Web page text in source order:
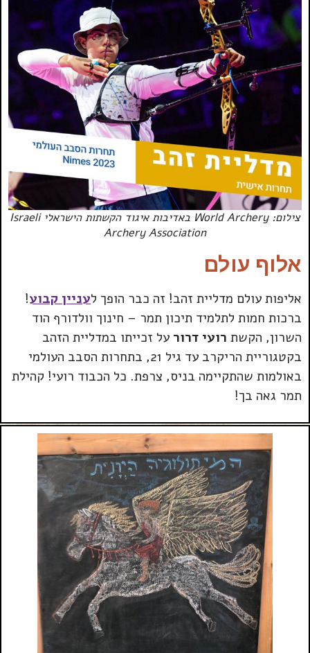
צילום: World Archery באדיבות איגוד הקשתות הישראלי Israeli
Archery Association
אלוף עולם
אליפות עולם מדליית זהב! זה כבר הופך לעניין קבוע!
ברכות חמות לתלמיד תיכון תמר – חינוך וולדורף הוד
השרון, הקשת רועי דרורעל זכייתו במדליית הזהב
בקטגוריית הריקרב עד גיל 21, בתחרות הסבב העולמי
באולמות שהתקיימה בניס, צרפת. כל הכבוד רועי! קהילת
תמר גאה בך!